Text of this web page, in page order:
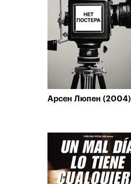
Арсен Люпен (2004)